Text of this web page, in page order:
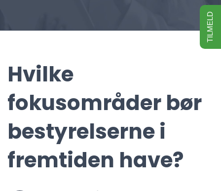
Hvilke
fokusområder bør
bestyrelserne i
fremtiden have?
TILMELD